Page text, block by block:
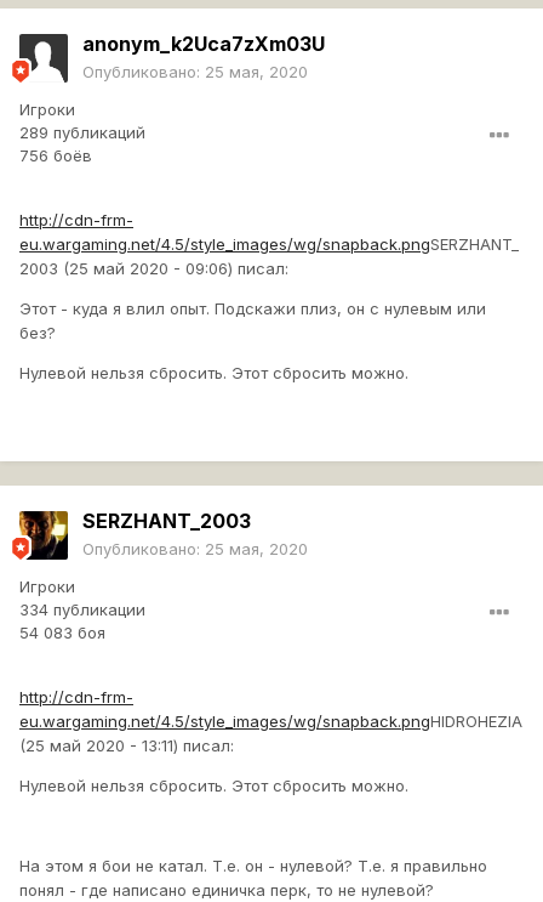
anonym_k2Uca7zXm03U
Опубликовано: 25 мая, 2020
Игроки
289 публикаций
756 боёв
http://cdn-frm-
eu.wargaming.net/4.5/style_images/wg/snapback.pngSERZHANT_
2003 (25 май 2020 - 09:06) писал:
Этот - куда я влил опыт. Подскажи плиз, он с нулевым или
без?
Нулевой нельзя сбросить. Этот сбросить можно.
SERZHANT_2003
Опубликовано: 25 мая, 2020
Игроки
334 публикации
54 083 боя
http://cdn-frm-
eu.wargaming.net/4.5/style_images/wg/snapback.pngHIDROHEZIA
(25 май 2020 - 13:11) писал:
Нулевой нельзя сбросить. Этот сбросить можно.
На этом я бои не катал. Т.е. он - нулевой? Т.е. я правильно
понял - где написано единичка перк, то не нулевой?